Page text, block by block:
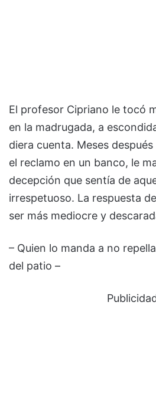
El profesor Cipriano le tocó
en la madrugada, a
diera cuenta. Meses
el reclamo en un banco, le
decepción que sentía de
irrespetuoso. La respuesta
ser más mediocre y
– Quien lo manda a no
del patio –